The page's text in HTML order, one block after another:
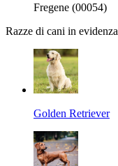
Fregene (00054)
Razze di cani in evidenza
Golden Retriever